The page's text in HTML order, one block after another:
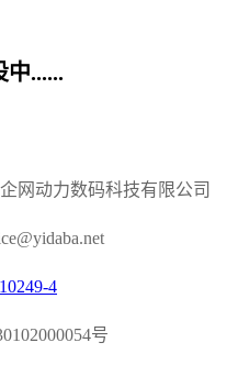
中......
网动力数码科技有限公司
4
号